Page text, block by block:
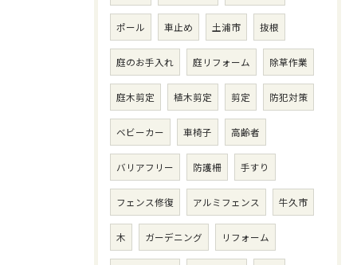
ポール 車止め 土浦市 抜根
庭のお手入れ 庭リフォーム 除草作業
庭木剪定 植木剪定 剪定 防犯対策
ベビーカー 車椅子 高齢者
バリアフリー 防護柵 手すり
フェンス修復 アルミフェンス 牛久市
木 ガーデニング リフォーム
お問い合わせ・ご相談はこちら